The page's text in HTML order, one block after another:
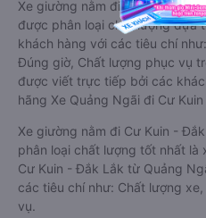
Xe giường nằm đi Cư Kuin -
được phân loại chất lượng dựa
khách hàng với các tiêu chí
Đúng giờ, Chất lượng phục vụ
được viết trực tiếp bởi các
hãng Xe Quảng Ngãi đi Cư
Xe giường nằm đi Cư Kuin -
phân loại chất lượng tốt nhất là
Cư Kuin - Đắk Lắk từ Quảng
các tiêu chí như: Chất lượng
vụ.